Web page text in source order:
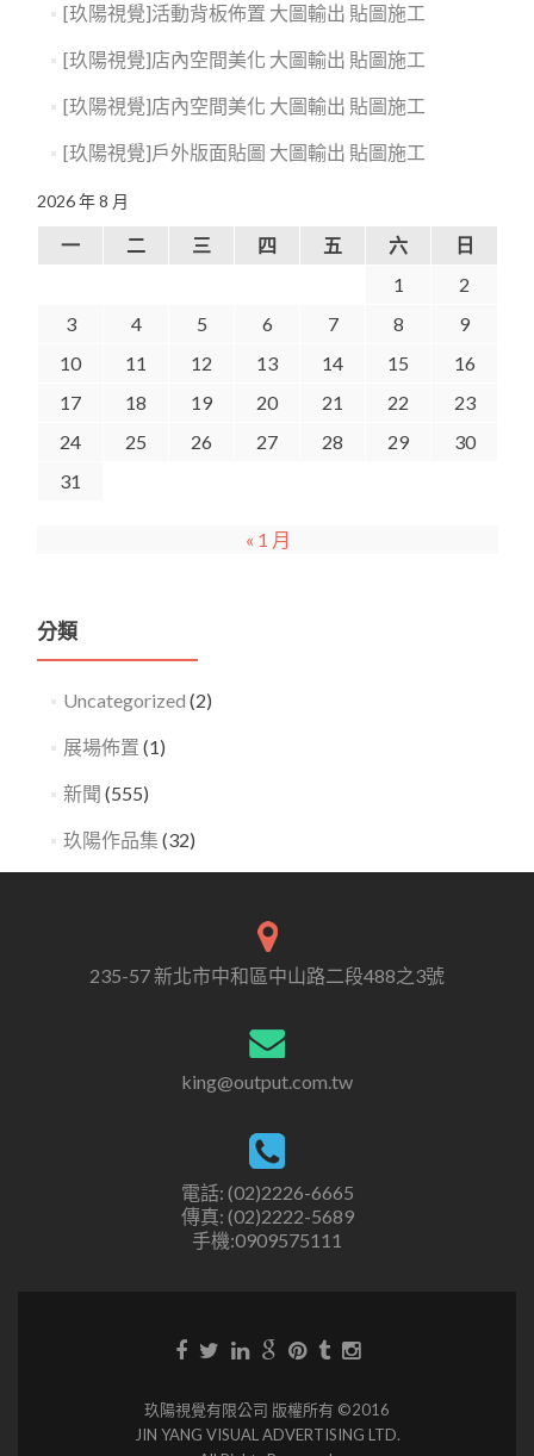
[玖陽視覺]活動背板佈置 大圖輸出 貼圖施工
[玖陽視覺]店內空間美化 大圖輸出 貼圖施工
[玖陽視覺]店內空間美化 大圖輸出 貼圖施工
[玖陽視覺]戶外版面貼圖 大圖輸出 貼圖施工
2026 年 8 月
一 二 三 四 五 六
日
1
2
3
4 5 6 7 8
9
10
11 12 13 14 15
16
17
18 19 20 21 22
23
24
25 26 27 28 29
30
31
« 1 月
分類
Uncategorized (2)
展場佈置 (1)
新聞 (555)
玖陽作品集 (32)
235-57 新北市中和區中山路二段488之3號
king@output.com.tw
電話: (02)2226-6665
傳真: (02)2222-5689
手機:0909575111
玖陽視覺有限公司 版權所有 ©2016
JIN YANG VISUAL ADVERTISING LTD.